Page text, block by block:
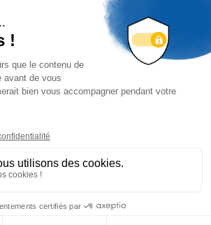
Espace Presse
Trouver un
professionnel